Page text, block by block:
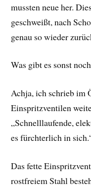
mussten neue her.
geschweißt, nach
genau so wieder
Was gibt es sonst
Achja, ich schrieb im
Einspritzventilen
„Schnelllaufende,
es fürchterlich in
Das fette
rostfreiem Stahl